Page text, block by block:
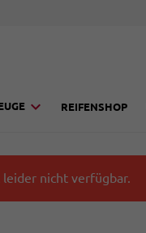
REIFENSHOP
leider nicht verfügbar.